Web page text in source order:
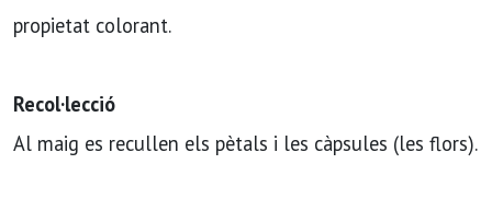
propietat colorant.
Recol·lecció
Al maig es recullen els pètals i les càpsules (les flors).